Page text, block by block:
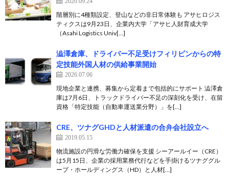
階層別に4種類設定、登山などの非日常体験も アサヒロジス
ティクスは9月23日、企業内大学「アサヒ人財育成大学
（Asahi Logistics Univ[…]
澁澤倉庫、ドライバー不足受けフィリピンからの特
定技能外国人材の供給事業開始
2026.07.06
現地企業と連携、募集から定着まで包括的にサポート 澁澤倉
庫は7月6日、トラックドライバー不足の深刻化を受け、在留
資格「特定技能（自動車運送業分野）」を[…]
CRE、ツナグGHDと人材派遣の合弁会社設立へ
2019.05.15
物流施設の円滑な労働力確保を支援 シーアールイー（CRE）
は5月15日、企業の採用業務代行などを手掛けるツナググル
ープ・ホールディングス（HD）と人材[…]